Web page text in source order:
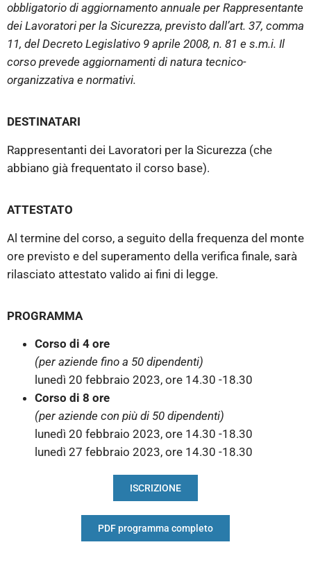
obbligatorio di aggiornamento annuale per Rappresentante
dei Lavoratori per la Sicurezza, previsto dall’art. 37, comma
11, del Decreto Legislativo 9 aprile 2008, n. 81 e s.m.i. Il
corso prevede aggiornamenti di natura tecnico-
organizzativa e normativi.
DESTINATARI
Rappresentanti dei Lavoratori per la Sicurezza (che
abbiano già frequentato il corso base).
ATTESTATO
Al termine del corso, a seguito della frequenza del monte
ore previsto e del superamento della verifica finale, sarà
rilasciato attestato valido ai fini di legge.
PROGRAMMA
Corso di 4 ore
(per aziende fino a 50 dipendenti)
lunedì 20 febbraio 2023, ore 14.30 -18.30
Corso di 8 ore
(per aziende con più di 50 dipendenti)
lunedì 20 febbraio 2023, ore 14.30 -18.30
lunedì 27 febbraio 2023, ore 14.30 -18.30
ISCRIZIONE
PDF programma completo